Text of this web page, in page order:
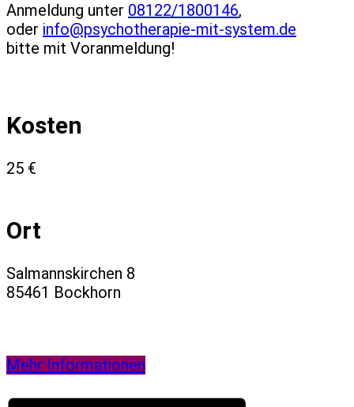
Anmeldung unter 08122/1800146,
oder info@psychotherapie-mit-system.de
bitte mit Voranmeldung!
Kosten
25 €
Ort
Salmannskirchen 8
85461 Bockhorn
Mehr Informationen